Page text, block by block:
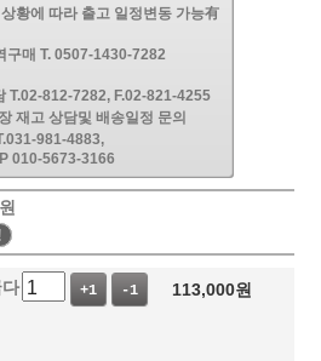
황에 따라 출고 일정변동 가능有
구매 T. 0507-1430-7282
T.02-812-7282, F.02-821-4255
재고 상담및 배송일정 문의
981-4883,
010-5673-3166
+1 -1 113,000원